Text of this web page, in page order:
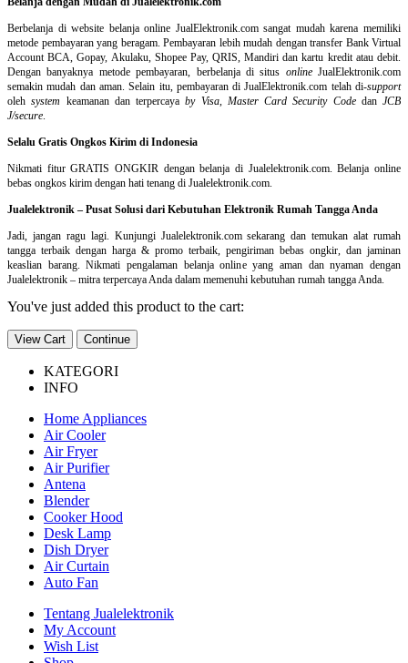
Berbelanja diwebsite belanja online JualElektronik.com sangat mudah karena memiliki
metode pembayaran yang beragam. Pembayaran lebih mudah dengan transfer Bank Virtual
Account BCA, Gopay, Akulaku, Shopee Pay, QRIS, Mandiri dan kartu kredit atau debit.
Dengan banyaknya metode pembayaran, berbelanja di situs onlineJualElektronik.com
semakin mudah dan aman. Selain itu, pembayaran di JualElektronik.com telah di-support
olehsystem keamanan dan terpercayaby Visa, Master Card Security Codedan JCB
J/secure.
Selalu Gratis Ongkos Kirim di Indonesia
Nikmati fitur GRATIS ONGKIR dengan belanja di Jualelektronik.com. Belanja online
bebas ongkos kirim dengan hati tenang di Jualelektronik.com.
Jualelektronik – Pusat Solusi dari Kebutuhan Elektronik Rumah Tangga Anda
Jadi, jangan ragu lagi. Kunjungi Jualelektronik.com sekarang dan temukan alat rumah
tangga terbaik dengan harga & promo terbaik, pengiriman bebas ongkir, dan jaminan
keaslian barang. Nikmati pengalaman belanja online yang aman dan nyaman dengan
Jualelektronik – mitra terpercaya Anda dalam memenuhi kebutuhan rumah tangga Anda.
You've just added this product to the cart:
View Cart Continue
KATEGORI
INFO
Home Appliances
Air Cooler
Air Fryer
Air Purifier
Antena
Blender
Cooker Hood
Desk Lamp
Dish Dryer
Air Curtain
Auto Fan
Tentang Jualelektronik
My Account
Wish List